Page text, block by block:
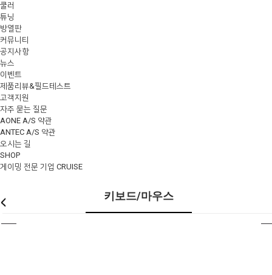
쿨러
튜닝
방열판
커뮤니티
공지사항
뉴스
이벤트
제품리뷰&필드테스트
고객지원
자주 묻는 질문
AONE A/S 약관
ANTEC A/S 약관
오시는 길
SHOP
게이밍 전문 기업 CRUISE
키보드/마우스